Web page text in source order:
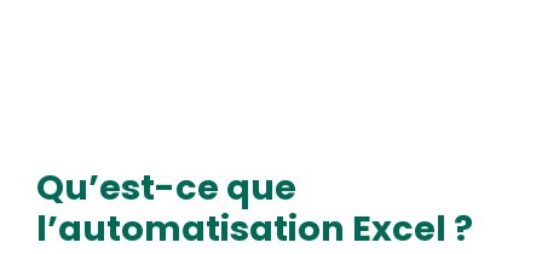
Text
Qu’est-ce que
l’automatisation Excel ?